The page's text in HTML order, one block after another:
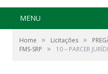
MENU
Home » Licitações »
FMS-SRP
» 10 – PARCER